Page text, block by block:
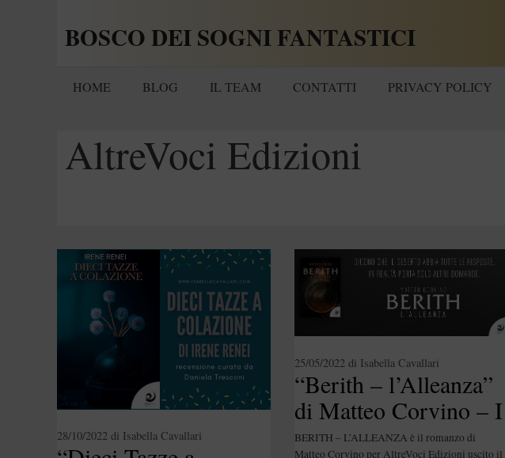
BOSCO DEI SOGNI FANTASTICI
HOME BLOG IL TEAM CONTATTI PRIVACY POLICY
AltreVoci Edizioni
28/10/2022 di Isabella Cavallari
“Berith – l’Alleanza”
di Matteo Corvino – I
Personaggi Secondari
25/05/2022 di Isabella Cavallari
BERITH – L’ALLEANZA è il romanzo di
Matteo Corvino per AltreVoci Edizioni uscito il